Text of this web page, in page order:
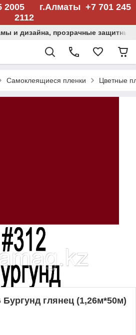
2005 г.Алматы +7 701 245
2112
и дизайна, прозрачные защитные
Самоклеящиеся пленки Цветные
Бургунд глянец (1,26м*50м)